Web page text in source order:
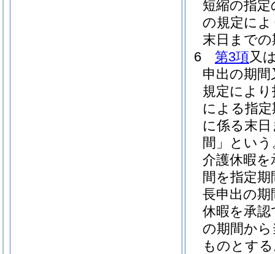
短縮の指
の規定に
末日まで
6
第3項又
申出の期間
規定によ
による指
に係る末
間」という
介護休暇
間を指定
長申出の
休暇を承
の期間か
ものとす